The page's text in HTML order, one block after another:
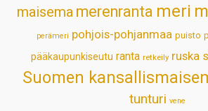
maisema merenranta meri
perämeri pohjois-pohjanmaa puisto
pääkaupunkiseutu ranta retkeily ruska
Suomen
tunturi vene